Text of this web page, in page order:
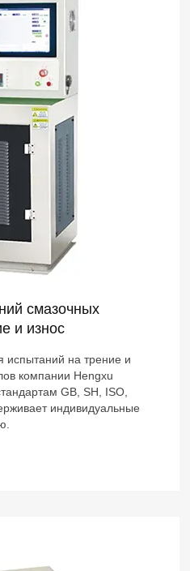
смазочных
и износ
испытаний на трение и
компании Hengxu
GB, SH, ISO,
индивидуальные